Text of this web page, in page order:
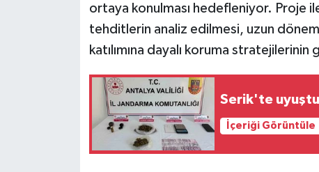
ortaya konulması hedefleniyor. Proje
tehditlerin analiz edilmesi, uzun
katılımına dayalı koruma
Serik'te
İçeriği Görüntüle